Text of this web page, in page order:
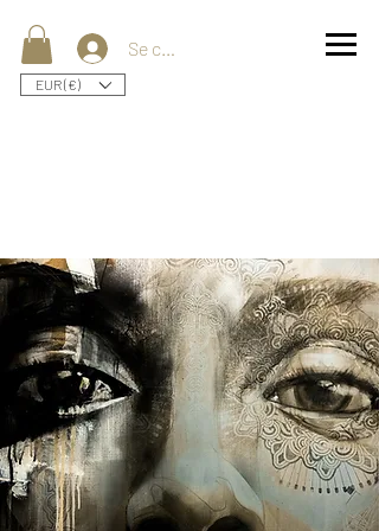
Se connecter
EUR (€)